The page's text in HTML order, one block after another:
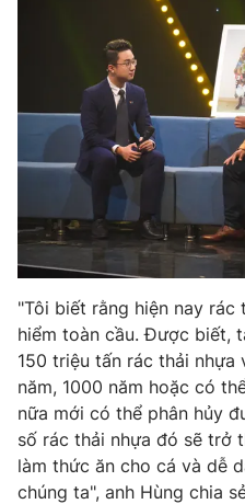
Lịch phát sóng
Chuyên mục khác
Emagazine
Photo
Video
VTV Money
VTV Sức khoẻ
Thị trường 24h
"Tôi biết rằng hiện nay rác
hiểm toàn cầu. Được biết,
150 triệu tấn rác thải nhựa
năm, 1000 năm hoặc có
nữa mới có thể phân hủy
số rác thải nhựa đó sẽ trở
làm thức ăn cho cá và dễ
chúng ta", anh Hùng chia